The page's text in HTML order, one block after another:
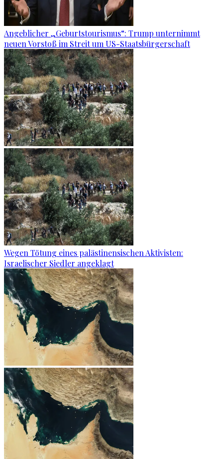
Angeblicher „Geburtstourismus“: Trump unternimmt
neuen Vorstoß im Streit um US-Staatsbürgerschaft
Wegen Tötung eines palästinensischen Aktivisten:
Israelischer Siedler angeklagt